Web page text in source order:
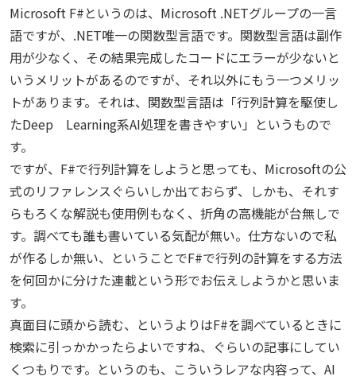
Microsoft F#というのは、Microsoft .NETグループの一言
語ですが、.NET唯一の関数型言語です。関数型言語は副作
用が少なく、その結果完成したコードにエラーが少ないと
いうメリットがあるのですが、それ以外にもう一つメリッ
トがあります。それは、関数型言語は「行列計算を駆使し
たDeep Learning系AI処理を書きやすい」というもので
す。
ですが、F#で行列計算をしようと思っても、Microsoftの公
式のリファレンスぐらいしか出ておらず、しかも、それす
らもろくな解説も使用例もなく、折角の高機能が台無しで
す。調べても誰も書いている気配が無い。仕方ないので私
が作るしか無い、ということでF#で行列の計算をする方法
を何回かに分けた連載という形でお伝えしようかと思いま
す。
真面目に頭から読む、というよりはF#を調べているときに
検索に引っかかったらよいですね、ぐらいの記事にしてい
くつもりです。というのも、こういうレアな内容って、AI